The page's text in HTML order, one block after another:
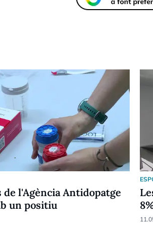
de l'Agència Antidopatge
un positiu